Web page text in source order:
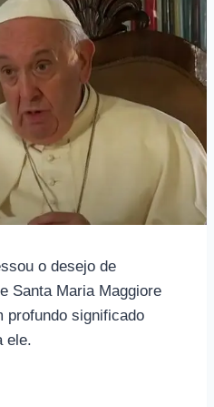
o desejo de
Santa Maria Maggiore
profundo significado
ele.